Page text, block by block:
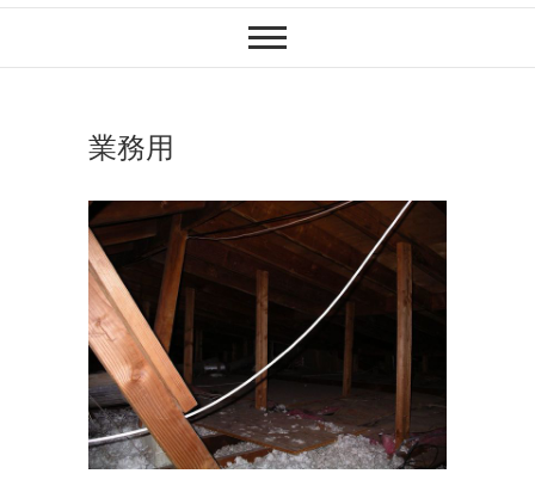
業務用